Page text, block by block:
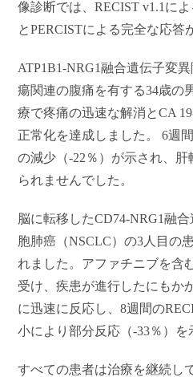
像診断では、RECIST v1.1に
とPERCISTによる完全な応答
ATP1B1-NRG1融合遺伝子変
瘍関連の腹痛を有する34歳の
療で疼痛の迅速な解消とCA
正常化を達成しました。 6週
の減少（-22％）が示され、
られませんでした。
脳に転移したCD74-NRG1融
胞肺癌（NSCLC）の3人目の
れました。アファチニブを含
受け、疾患が進行したにもか
に迅速に反応し、8週間の
小により部分反応（-33％）を
すべての患者は治療を継続し